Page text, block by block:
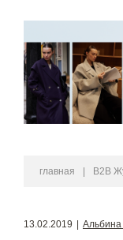
главная B2B
13.02.2019